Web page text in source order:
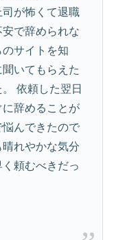
が怖くて退職
で辞められな
サイトを知
いてもらえた
依頼した翌日
辞めることが
んできたので
れやかな気分
頼むべきだっ